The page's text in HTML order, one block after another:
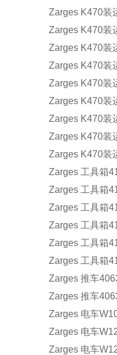
Zarges K470装
Zarges K470装
Zarges K470装
Zarges K470装
Zarges K470装
Zarges K470装
Zarges K470装
Zarges K470装
Zarges K470装
Zarges 工具箱
Zarges 工具箱
Zarges 工具箱
Zarges 工具箱
Zarges 工具箱
Zarges 工具箱
Zarges 推车
Zarges 推车
Zarges 电车
Zarges 电车
Zarges 电车